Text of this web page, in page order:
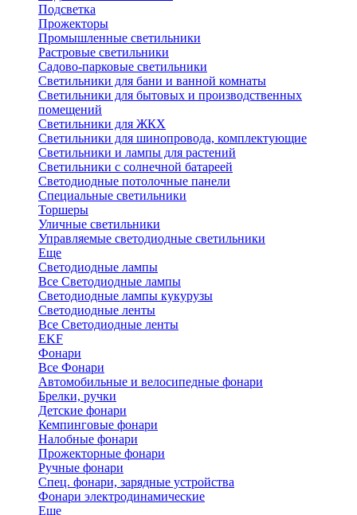
Подсветка
Прожекторы
Промышленные светильники
Растровые светильники
Садово-парковые светильники
Светильники для бани и ванной комнаты
Светильники для бытовых и производственных
помещений
Светильники для ЖКХ
Светильники для шинопровода, комплектующие
Светильники и лампы для растений
Светильники с солнечной батареей
Светодиодные потолочные панели
Специальные светильники
Торшеры
Уличные светильники
Управляемые светодиодные светильники
Еще
Светодиодные лампы
Все Светодиодные лампы
Светодиодные лампы кукурузы
Светодиодные ленты
Все Светодиодные ленты
EKF
Фонари
Все Фонари
Автомобильные и велосипедные фонари
Брелки, ручки
Детские фонари
Кемпинговые фонари
Налобные фонари
Прожекторные фонари
Ручные фонари
Спец. фонари, зарядные устройства
Фонари электродинамические
Еще